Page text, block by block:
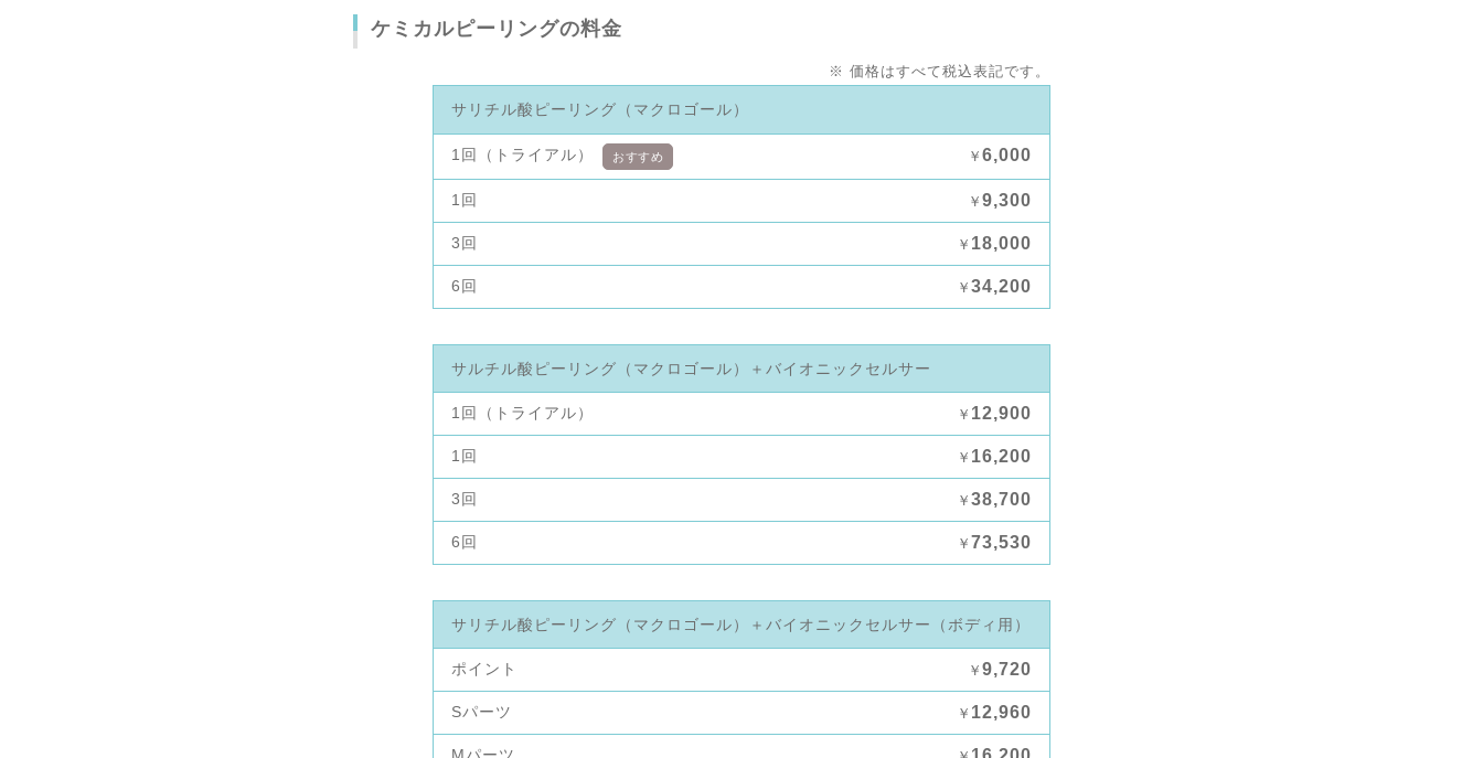
ケミカルピーリングの料金
※ 価格はすべて税込表記です。
サリチル酸ピーリング（マクロゴール）
1回（トライアル） おすすめ ￥ 6,000
1回 ￥ 9,300
3回 ￥ 18,000
6回 ￥ 34,200
サルチル酸ピーリング（マクロゴール）＋バイオニックセルサー
1回（トライアル） ￥ 12,900
1回 ￥ 16,200
3回 ￥ 38,700
6回 ￥ 73,530
サリチル酸ピーリング（マクロゴール）＋バイオニックセルサー（ボディ用）
ポイント ￥ 9,720
Sパーツ ￥ 12,960